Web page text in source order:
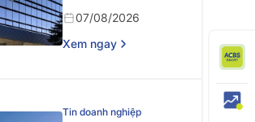
bản07/08/2026
Xem ngay
Tin doanh nghiệp